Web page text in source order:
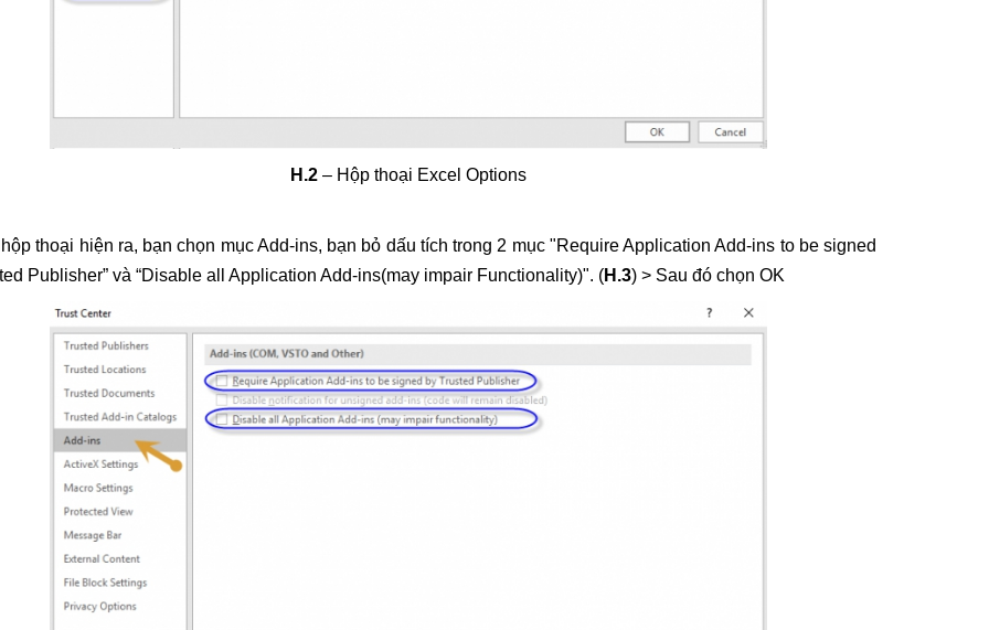
H.2 – Hộp thoại Excel Options
thoại hiện ra, bạn chọn mục Add-ins, bạn bỏ dấu tích trong 2 mục "Require Application Add-ins to be signed
Publisher” và “Disable all Application Add-ins(may impair Functionality)". (H.3) > Sau đó chọn OK